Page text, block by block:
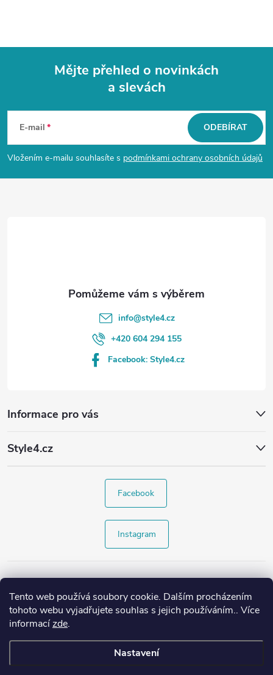
Tento web používá soubory cookie. Dalším procházením
tohoto webu vyjadřujete souhlas s jejich používáním.. Více
informacízde.
Nastavení
p
Mějte přehled o novinkách
a slevách
E-mail
Vložením e-mailu souhlasíte s podmínkami ochrany osobních údajů
ODEBÍRAT
Informace pro vás
Style4.cz
info@style4.cz
+420 604 294 155
Facebook: Style4.cz
Facebook
Instagram